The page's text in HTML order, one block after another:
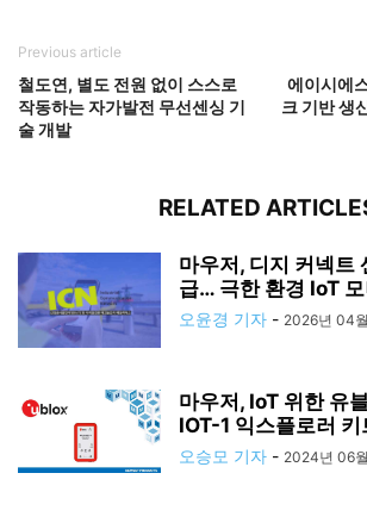
Previous article
철도연, 별도 전원 없이 스스로
작동하는 자가발전 무선센싱 기
술 개발
에이시에
크 기반 생
RELATED
마우저, 디지 커넥트
급… 극한 환경 IoT
오윤경 기자 - 2026년 04
마우저, IoT 위한 유
IOT-1 익스플로러 키
오승모 기자 - 2024년 06